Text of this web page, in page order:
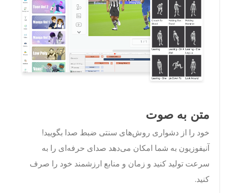
متن به صوت
خود را از دشواری روش‌های سنتی ضبط صدا بگویید!
آنیفوزیون به شما امکان می‌دهد صدای حرفه‌ای را به
سرعت تولید کنید و زمان و منابع ارزشمند خود را صرف
کنید.